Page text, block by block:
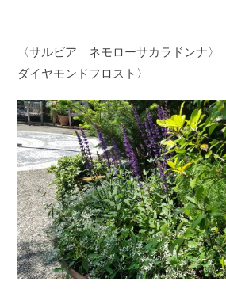
〈サルビア ネモローサカラドンナ
ダイヤモンドフロスト〉